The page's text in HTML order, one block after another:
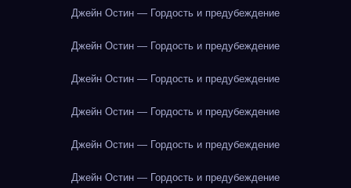
Джейн Остин — Гордость и предубеждение
Джейн Остин — Гордость и предубеждение
Джейн Остин — Гордость и предубеждение
Джейн Остин — Гордость и предубеждение
Джейн Остин — Гордость и предубеждение
Джейн Остин — Гордость и предубеждение